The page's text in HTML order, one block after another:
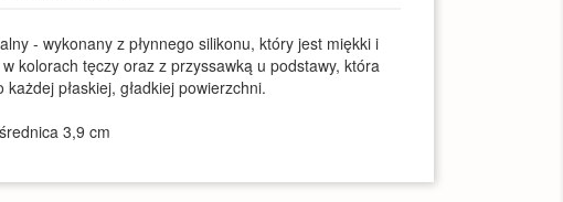
- wykonany z płynnego silikonu, który jest miękki i
kolorach tęczy oraz z przyssawką u podstawy, która
płaskiej, gładkiej powierzchni.
3,9 cm